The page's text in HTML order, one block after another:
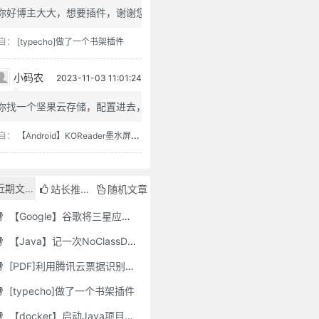
好博主大大，想要插件，谢谢您
： [typecho]做了一个书架插件
小码农 2023-11-03 11:01:24
找一个坚果云存储，配置进去，...
： 【Android】KOReader墨水屏用阅读器
期文章 站长推荐 随机文章
【Google】谷歌将三星应用程序标记为“有害”，并要求用户删除它们
【Java】记一次NoClassDefFoundError错误修复
[PDF]利用腾讯云票据识别接口自动修改PDF文件名
[typecho]做了一个书架插件
【docker】启动Java项目报GC Thread